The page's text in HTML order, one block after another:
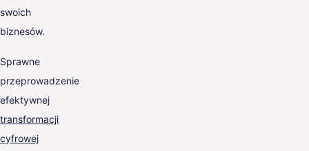
swoich
biznesów.
Sprawne
przeprowadzenie
efektywnej
transformacji
cyfrowej